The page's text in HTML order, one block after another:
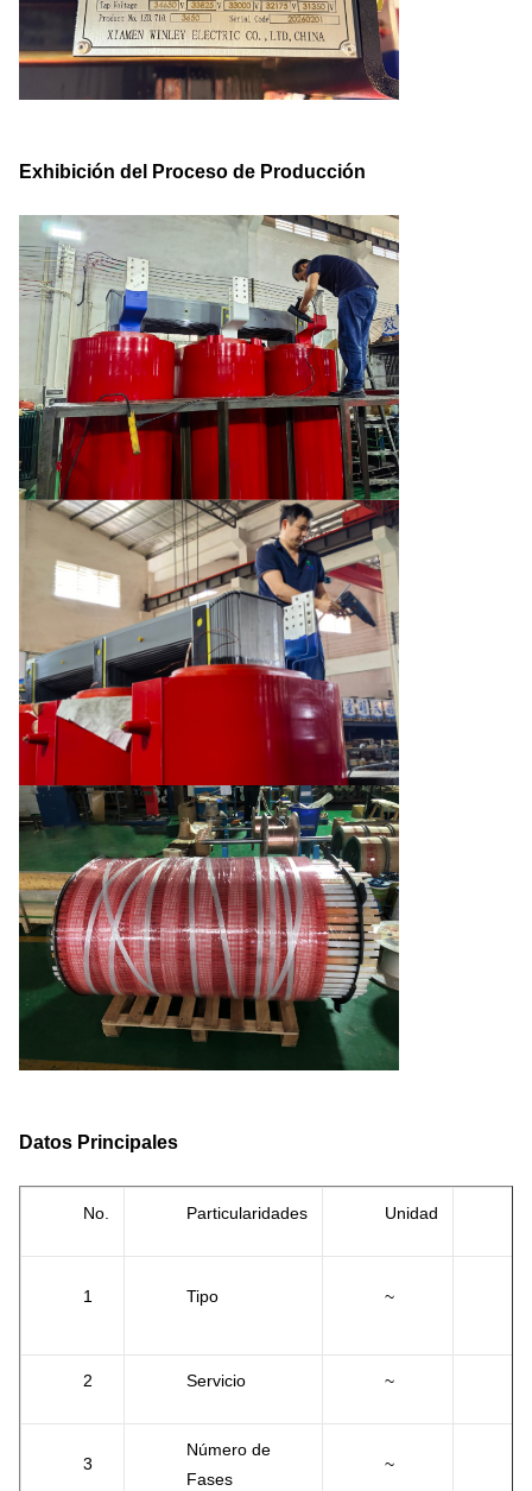
Exhibición del Proceso de Producción
Datos Principales
No. Particularidades Unidad
1 Tipo ~
2 Servicio ~
3
Número de
Fases
~